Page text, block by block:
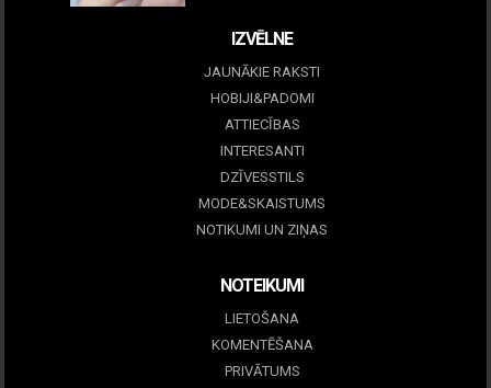
IZVĒLNE
JAUNĀKIE RAKSTI
HOBIJI&PADOMI
ATTIECĪBAS
INTERESANTI
DZĪVESSTILS
MODE&SKAISTUMS
NOTIKUMI UN ZIŅAS
NOTEIKUMI
LIETOŠANA
KOMENTĒŠANA
PRIVĀTUMS